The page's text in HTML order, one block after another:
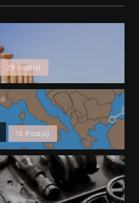
29 Post(s)
10 Post(s)